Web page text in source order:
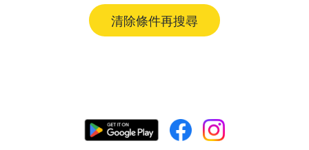
清除條件再搜尋